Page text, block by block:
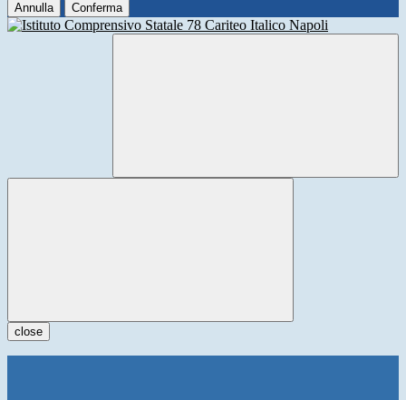
Annulla Conferma
close